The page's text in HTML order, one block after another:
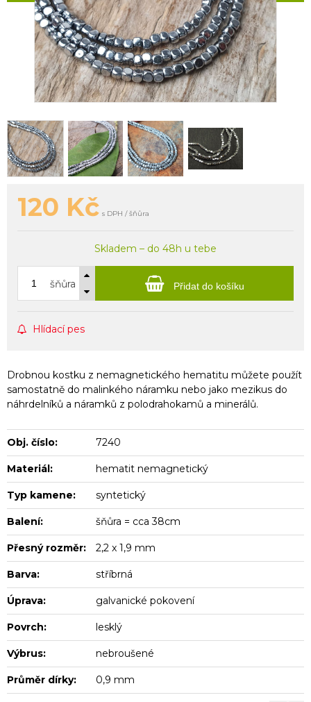
120 Kč s DPH / šňůra
Skladem – do 48h u tebe
šňůra Přidat do košíku
Hlídací pes
Drobnou kostku z nemagnetického hematitu můžete použít
samostatně do malinkého náramku nebo jako mezikus do
náhrdelníků a náramků z polodrahokamů a minerálů.
Obj. číslo: 7240
Materiál: hematit nemagnetický
Typ kamene: syntetický
Balení: šňůra = cca 38cm
Přesný rozměr: 2,2 x 1,9 mm
Barva: stříbrná
Úprava: galvanické pokovení
Povrch: lesklý
Výbrus: nebroušené
Průměr dírky: 0,9 mm